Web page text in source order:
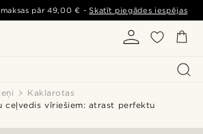
pār49,00 € -Skatīt piegādes iespējas
Kaklarotas
ceļvedis vīriešiem: atrast perfektu